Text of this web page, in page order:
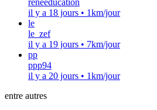
reneeducation
il y a 18 jours • 1km/jour
le
le_zef
il y a 19 jours • 7km/jour
pp
ppp94
il y a 20 jours • 1km/jour
entre autres